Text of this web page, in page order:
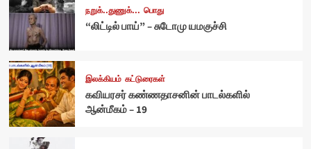
நறுக்..துணுக்... பொது
“லிட்டில் பாய்” – சுடோமு யமகுச்சி
இலக்கியம் கட்டுரைகள்
கவியரசர் கண்ணதாசனின் பாடல்களில்
ஆன்மீகம் – 19